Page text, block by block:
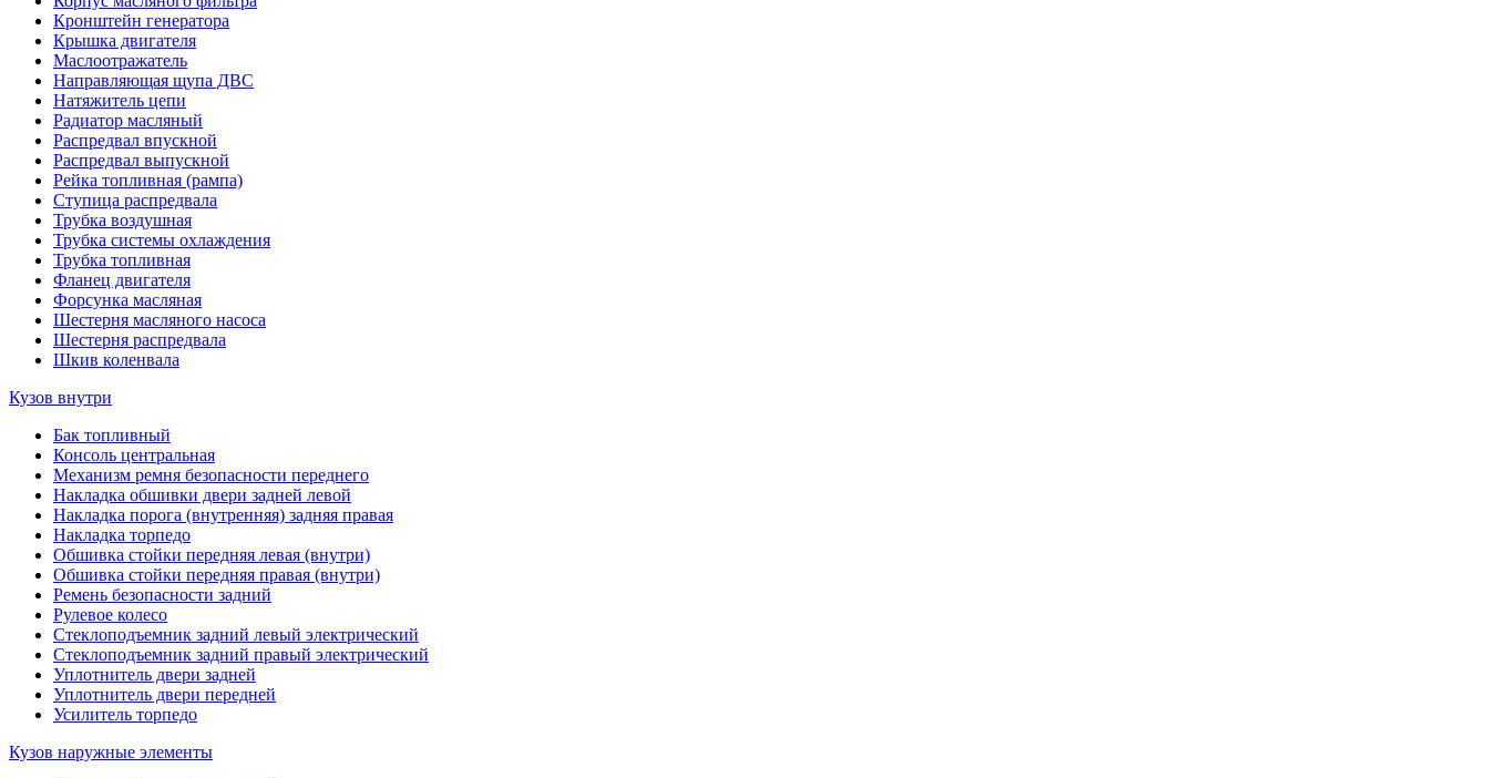
Кронштейн генератора
Крышка двигателя
Маслоотражатель
Направляющая щупа ДВС
Натяжитель цепи
Радиатор масляный
Распредвал впускной
Распредвал выпускной
Рейка топливная (рампа)
Ступица распредвала
Трубка воздушная
Трубка системы охлаждения
Трубка топливная
Фланец двигателя
Форсунка масляная
Шестерня масляного насоса
Шестерня распредвала
Шкив коленвала
Кузов внутри
Бак топливный
Консоль центральная
Механизм ремня безопасности переднего
Накладка обшивки двери задней левой
Накладка порога (внутренняя) задняя правая
Накладка торпедо
Обшивка стойки передняя левая (внутри)
Обшивка стойки передняя правая (внутри)
Ремень безопасности задний
Рулевое колесо
Стеклоподъемник задний левый электрический
Стеклоподъемник задний правый электрический
Уплотнитель двери задней
Уплотнитель двери передней
Усилитель торпедо
Кузов наружные элементы